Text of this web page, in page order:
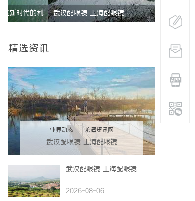
武汉配眼镜 上海配眼镜
精选资讯
业界动态 | 龙潭资讯网
武汉配眼镜 上海配眼镜
武汉配眼镜 上海配眼镜
2026-08-06